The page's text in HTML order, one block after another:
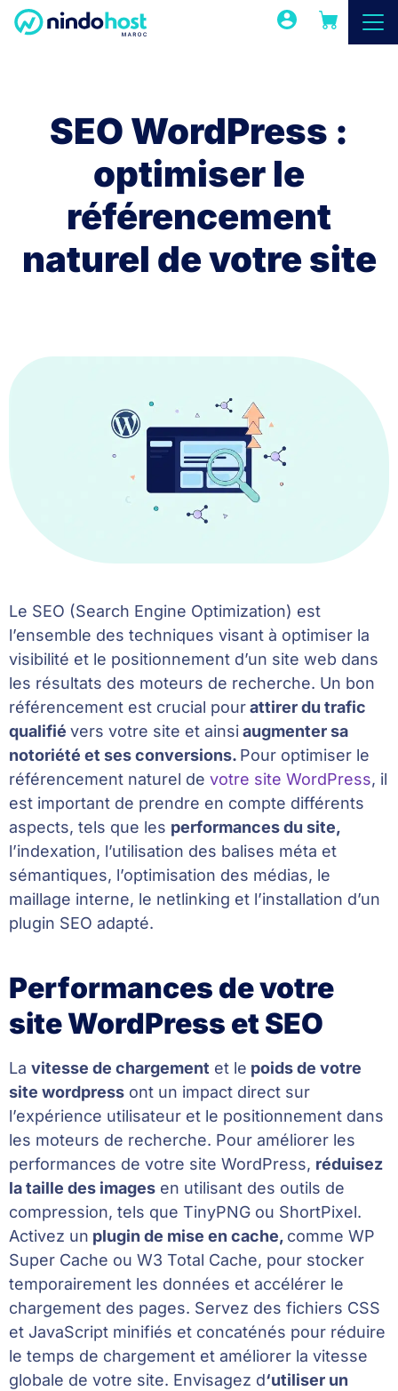
SEO WordPress :
optimiser le
référencement
naturel de votre site
Le SEO (Search Engine Optimization) est
l’ensemble des techniques visant à optimiser la
visibilité et le positionnement d’un site web dans
les résultats des moteurs de recherche. Un bon
référencement est crucial pourattirer du trafic
qualifié vers votre site et ainsiaugmenter sa
notoriété et ses conversions. Pour optimiser le
référencement naturel de votre site WordPress, il
est important de prendre en compte différents
aspects, tels que les performances du site,
l’indexation, l’utilisation des balises méta et
sémantiques, l’optimisation des médias, le
maillage interne, le netlinking et l’installation d’un
plugin SEO adapté.
Performances de votre
site WordPress et SEO
La vitesse de chargement et le poids de votre
site wordpress ont un impact direct sur
l’expérience utilisateur et le positionnement dans
les moteurs de recherche. Pour améliorer les
performances de votre site WordPress, réduisez
la taille des images en utilisant des outils de
compression, tels que TinyPNG ou ShortPixel.
Activez un plugin de mise en cache, comme WP
Super Cache ou W3 Total Cache, pour stocker
temporairement les données et accélérer le
chargement des pages. Servez des fichiers CSS
et JavaScript minifiés et concaténés pour réduire
le temps de chargement et améliorer la vitesse
globale de votre site. Envisagez d‘utiliser un